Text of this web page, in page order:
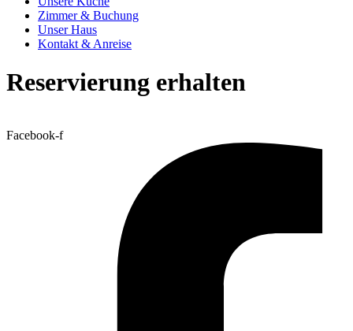
Zimmer & Buchung
Unser Haus
Kontakt & Anreise
Reservierung erhalten
Facebook-f